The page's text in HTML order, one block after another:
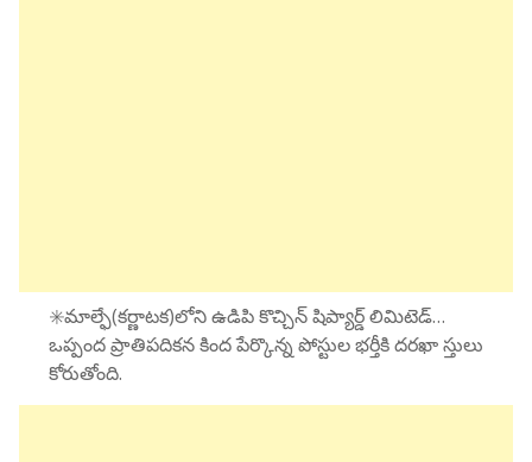
✳️మాల్ఫే(కర్ణాటక)లోని ఉడిపి కొచ్చిన్ షిప్యార్డ్ లిమిటెడ్…
ఒప్పంద ప్రాతిపదికన కింద పేర్కొన్న పోస్టుల భర్తీకి దరఖా స్తులు
కోరుతోంది.